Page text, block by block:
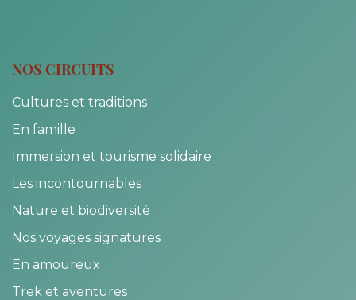
NOS CIRCUITS
Cultures et traditions
En famille
Immersion et tourisme solidaire
Les incontournables
Nature et biodiversité
Nos voyages signatures
En amoureux
Trek et aventures